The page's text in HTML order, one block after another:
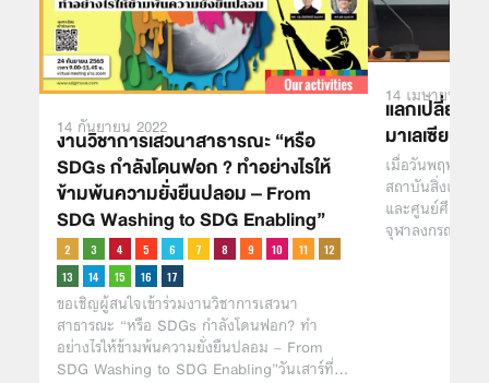
14 กันยายน 2022
งานวิชาการเสวนาสาธารณะ “หรือ
SDGs กำลังโดนฟอก ? ทำอย่างไรให้
ข้ามพ้นความยั่งยืนปลอม – From
SDG Washing to SDG Enabling”
ขอเชิญผู้สนใจเข้าร่วมงานวิชาการเสวนา
สาธารณะ “หรือ SDGs กำลังโดนฟอก? ทำ
อย่างไรให้ข้ามพ้นความยั่งยืนปลอม – From
SDG Washing to SDG Enabling”วันเสาร์ที่…
14 เมษายน
แลกเปลี่ยนเ
มาเลเซีย
เมื่อวันพฤหัสบ
สถาบันสิ่งแวดล้
และศูนย์ศึกษา
จุฬาลงกรณ์มห